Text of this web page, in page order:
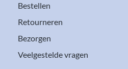
Bestellen
Retourneren
Bezorgen
Veelgestelde vragen